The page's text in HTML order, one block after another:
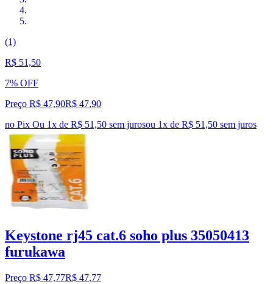
(1)
R$ 51,50
7% OFF
Preço R$ 47,90R$ 47,90
no Pix Ou 1x de R$ 51,50 sem jurosou 1x de R$ 51,50 sem juros
Keystone rj45 cat.6 soho plus 35050413
furukawa
Preço R$ 47,77R$ 47,77